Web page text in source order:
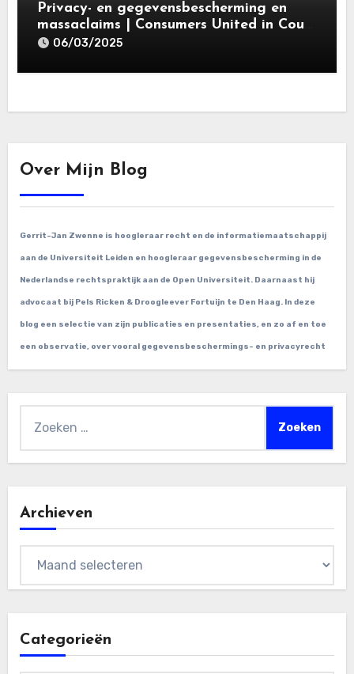
Privacy- en gegevensbescherming en
massaclaims | Consumers United in Court
(‘CUIC’) | Volkshotel A’dam 6 maart
06/03/2025
Over Mijn Blog
Gerrit-Jan Zwenne is hoogleraar recht en de informatiemaatschappij
aan de Universiteit Leiden en hoogleraar gegevensbescherming in de
Nederlandse rechtspraktijk aan de Open Universiteit. Daarnaast hij
advocaat bij Pels Ricken & Droogleever Fortuijn te Den Haag. In deze
blog een selectie van zijn publicaties en presentaties, en zo af en toe
een observatie, over vooral gegevensbeschermings- en privacyrecht
Archieven
Categorieën